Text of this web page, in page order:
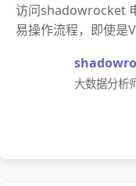
访问shadowrocket
易操作流程，即使是
大数据分析